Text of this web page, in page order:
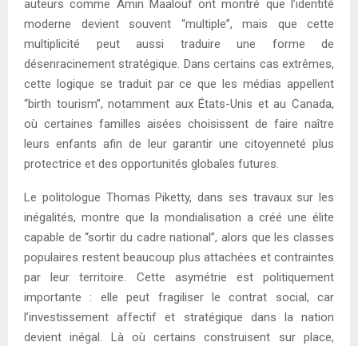
auteurs comme Amin Maalouf ont montré que l’identité
moderne devient souvent “multiple”, mais que cette
multiplicité peut aussi traduire une forme de
désenracinement stratégique. Dans certains cas extrêmes,
cette logique se traduit par ce que les médias appellent
“birth tourism”, notamment aux États-Unis et au Canada,
où certaines familles aisées choisissent de faire naître
leurs enfants afin de leur garantir une citoyenneté plus
protectrice et des opportunités globales futures.
Le politologue Thomas Piketty, dans ses travaux sur les
inégalités, montre que la mondialisation a créé une élite
capable de “sortir du cadre national”, alors que les classes
populaires restent beaucoup plus attachées et contraintes
par leur territoire. Cette asymétrie est politiquement
importante : elle peut fragiliser le contrat social, car
l’investissement affectif et stratégique dans la nation
devient inégal. Là où certains construisent sur place,